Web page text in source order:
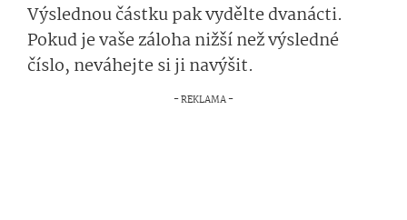
Výslednou částku pak vydělte dvanácti.
Pokud je vaše záloha nižší než výsledné
číslo, neváhejte si ji navýšit.